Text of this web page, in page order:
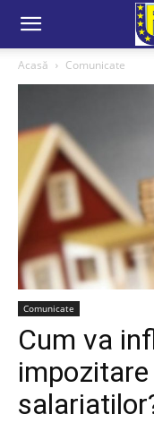
Acasă Comunicate
Comunicate
Cum va